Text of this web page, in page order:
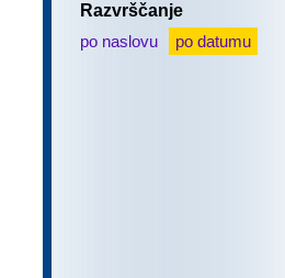
Razvrščanje
po naslovu
po datumu